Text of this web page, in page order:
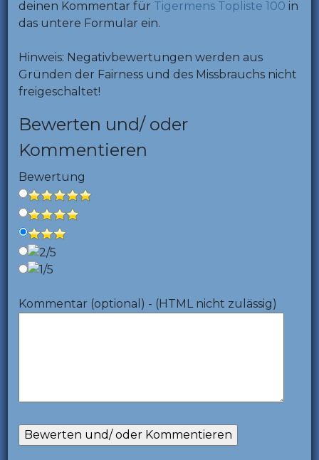
deinen Kommentar für Tigermens Topliste 100 in
das untere Formular ein.
Hinweis: Negativbewertungen werden aus
Gründen der Fairness und des Missbrauchs nicht
freigeschaltet!
Bewerten und/ oder
Kommentieren
Bewertung
Kommentar (optional) - (HTML nicht zulässig)